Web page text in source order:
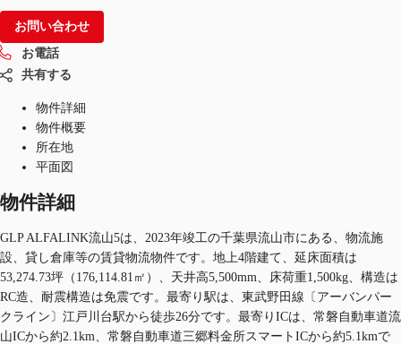
お問い合わせ
お電話
共有する
物件詳細
物件概要
所在地
平面図
物件詳細
GLP ALFALINK流山5は、2023年竣工の千葉県流山市にある、物流施
設、貸し倉庫等の賃貸物流物件です。地上4階建て、延床面積は
53,274.73坪（176,114.81㎡）、天井高5,500mm、床荷重1,500kg、構造は
RC造、耐震構造は免震です。最寄り駅は、東武野田線〔アーバンパー
クライン〕江戸川台駅から徒歩26分です。最寄りICは、常磐自動車道流
山ICから約2.1km、常磐自動車道三郷料金所スマートICから約5.1kmで